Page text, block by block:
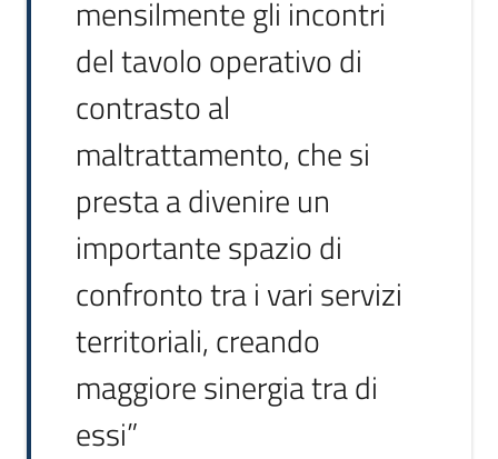
mensilmente gli incontri
del tavolo operativo di
contrasto al
maltrattamento, che si
presta a divenire un
importante spazio di
confronto tra i vari servizi
territoriali, creando
maggiore sinergia tra di
essi”